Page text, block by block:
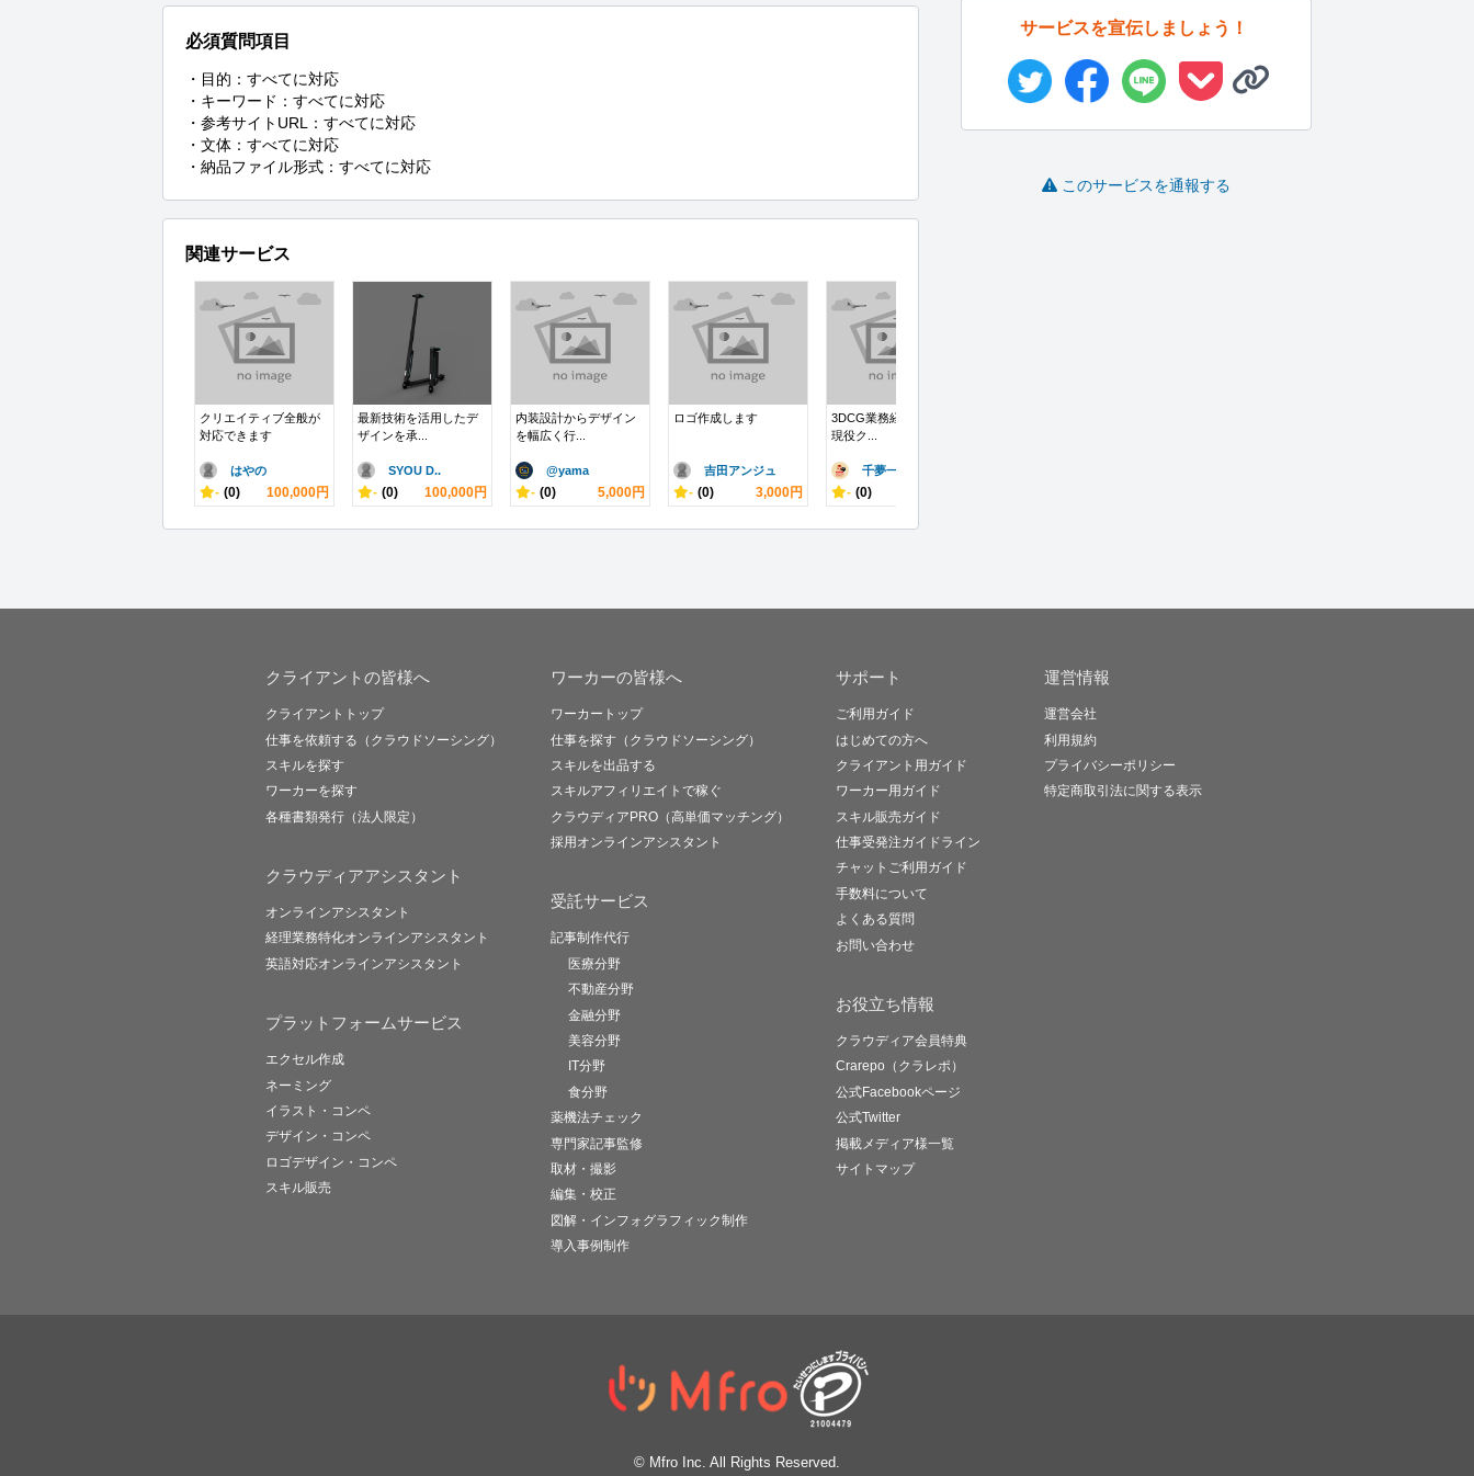
必須質問項目
・目的：すべてに対応
・キーワード：すべてに対応
・参考サイトURL：すべてに対応
・文体：すべてに対応
・納品ファイル形式：すべてに対応
関連サービス
クリエイティブ全般が
対応できます
はやの
- (0) 100,000円
最新技術を活用したデ
ザインを承...
SYOU D..
- (0) 100,000円
内装設計からデザイン
を幅広く行...
@yama
- (0) 5,000円
ロゴ作成します
吉田アンジュ
- (0) 3,000円
3DCG業務経歴14年の
現役ク...
千夢一夜
- (0)
サービスを宣伝しましょう！
このサービスを通報する
クライアントの皆様へ
クライアントトップ
仕事を依頼する（クラウドソーシング）
スキルを探す
ワーカーを探す
各種書類発行（法人限定）
クラウディアアシスタント
オンラインアシスタント
経理業務特化オンラインアシスタント
英語対応オンラインアシスタント
プラットフォームサービス
エクセル作成
ネーミング
イラスト・コンペ
デザイン・コンペ
ロゴデザイン・コンペ
スキル販売
ワーカーの皆様へ
ワーカートップ
仕事を探す（クラウドソーシング）
スキルを出品する
スキルアフィリエイトで稼ぐ
クラウディアPRO（高単価マッチング）
採用オンラインアシスタント
受託サービス
記事制作代行
医療分野
不動産分野
金融分野
美容分野
IT分野
食分野
薬機法チェック
専門家記事監修
取材・撮影
編集・校正
図解・インフォグラフィック制作
導入事例制作
サポート
ご利用ガイド
はじめての方へ
クライアント用ガイド
ワーカー用ガイド
スキル販売ガイド
仕事受発注ガイドライン
チャットご利用ガイド
手数料について
よくある質問
お問い合わせ
お役立ち情報
クラウディア会員特典
Crarepo（クラレポ）
公式Facebookページ
公式Twitter
掲載メディア様一覧
サイトマップ
運営情報
運営会社
利用規約
プライバシーポリシー
特定商取引法に関する表示
© Mfro Inc. All Rights Reserved.